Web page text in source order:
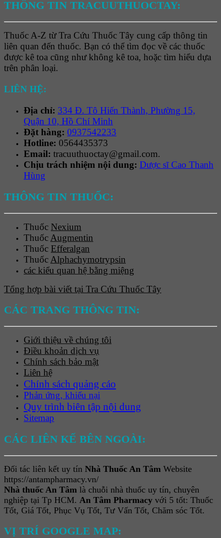
THÔNG TIN TRACUUTHUOCTAY:
Thuốc A-Z từ Tra Cứu Thuốc Tây cung cấp thông tin
liên quan đến thuốc. Bạn có thể tìm đọc về các thuốc
được kê toa cũng như không kê toa, hoặc tìm hiểu dựa
trên phân loại.
LIÊN HỆ:
Địa chỉ: 334 Đ. Tô Hiến Thành, Phường 15,
Quận 10, Hồ Chí Minh
Đặt hàng: 0937542233
Hotline: 0564435373
Email: tracuuthuoctay@gmail.com.
Chịu trách nhiệm nội dung: Dược sĩ Cao Thanh
Hùng
THÔNG TIN THUỐC:
Thuốc Nexium
Thuốc Augmentin
Thuốc Efferalgan
Thuốc Alphachymotrypsin
các kiểu quan hệ bằng miệng
Tổng hợp bài viết tại Tra Cứu Thuốc Tây
CÁC TRANG THÔNG TIN:
Giới thiệu về chúng tôi
Điều khoản dịch vụ
Chính sách bảo mật
Liên hệ
Chính sách quảng cáo
Phản ứng, khiếu nại
Quy trình biên tập nội dung
Sitemap
CÁC LIÊN KẾ BÊN NGOÀI:
Đối tác liên kết uy tín Nhà Thuốc An Tâm Website
https://antampharmacy.vn/
Nhà thuốc An Tâm là chuỗi nhà thuốc uy tín, chuyên
nghiệp tại Tp HCM. An Tâm Pharmacy với 5 tốt: Thuốc
Tốt, Giá Tốt, Phục Vụ Tốt, Tư Vấn Tốt, Chăm sóc Tốt.
VỊ TRÍ GOOGLE MAP: